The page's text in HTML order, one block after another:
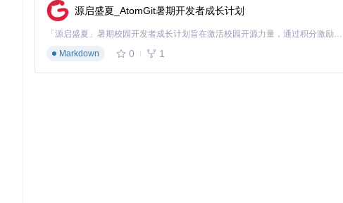
总而言之，无论你是研究者还是开发者，如果你正在寻找一个高效、
试。立即加入，开启你的AI之旅，让智能触手可及！
源启盛夏_AtomGit暑期开发者成长计划
「源启盛夏」暑期校园开发者成长计划旨在激活校园开源力量，通过积分激励、认证扶持、资源倾斜等形式，引导高校组织和开发者完成「入驻 — 建项目 — 做贡献 — 获认证 — 得资源」的完整闭环。无论你是想带领社团入驻平台的组织者，还是希望用代码贡献证明自己的开发者，都能在这里找到属于你的成长路径。
Markdown
0 1